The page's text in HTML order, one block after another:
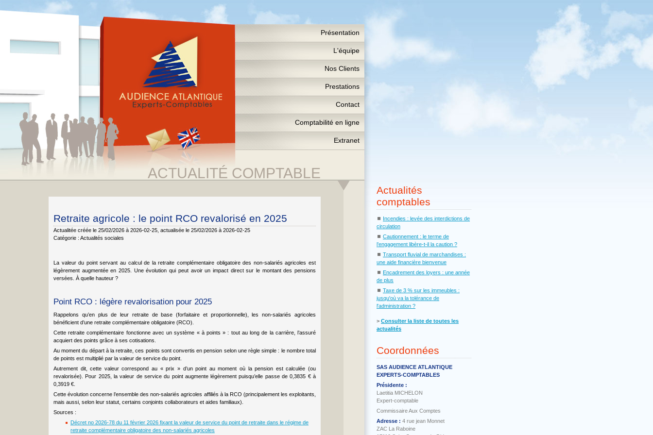
Présentation
L'équipe
Nos Clients
Prestations
Contact
Comptabilité en ligne
Extranet
ACTUALITÉ COMPTABLE
Retraite agricole : le point RCO revalorisé en 2025
Actualitée créée le 25/02/2026 à 2026-02-25 , actualisée le 25/02/2026 à 2026-02-25
Catégorie : Actualités sociales
La valeur du point servant au calcul de la retraite complémentaire obligatoire des non-salariés agricoles est
légèrement augmentée en 2025. Une évolution qui peut avoir un impact direct sur le montant des pensions
versées. À quelle hauteur ?
Point RCO : légère revalorisation pour 2025
Rappelons qu’en plus de leur retraite de base (forfaitaire et proportionnelle), les non-salariés agricoles
bénéficient d’une retraite complémentaire obligatoire (RCO).
Cette retraite complémentaire fonctionne avec un système « à points » : tout au long de la carrière, l’assuré
acquiert des points grâce à ses cotisations.
Au moment du départ à la retraite, ces points sont convertis en pension selon une règle simple : le nombre total
de points est multiplié par la valeur de service du point.
Autrement dit, cette valeur correspond au « prix » d’un point au moment où la pension est calculée (ou
revalorisée). Pour 2025, la valeur de service du point augmente légèrement puisqu’elle passe de 0,3835 € à
0,3919 €.
Cette évolution concerne l’ensemble des non-salariés agricoles affiliés à la RCO (principalement les exploitants,
mais aussi, selon leur statut, certains conjoints collaborateurs et aides familiaux).
Sources :
Décret no 2026-78 du 11 février 2026 fixant la valeur de service du point de retraite dans le régime de
retraite complémentaire obligatoire des non-salariés agricoles
Actualités
comptables
⏹ Incendies : levée des interdictions de
circulation
⏹ Cautionnement : le terme de
l’engagement libère-t-il la caution ?
⏹ Transport fluvial de marchandises :
une aide financière bienvenue
⏹ Encadrement des loyers : une année
de plus
⏹ Taxe de 3 % sur les immeubles :
jusqu'où va la tolérance de
l'administration ?
˃ Consulter la liste de toutes les
actualités
Coordonnées
SAS AUDIENCE ATLANTIQUE
EXPERTS-COMPTABLES
Présidente :
Laetitia MICHELON
Expert-comptable
Commissaire Aux Comptes
Adresse : 4 rue jean Monnet
ZAC La Raboine